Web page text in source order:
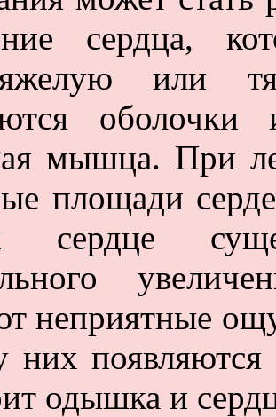
сердца,
или
мышца. При
площади
сердце
неприятные
них
одышка и